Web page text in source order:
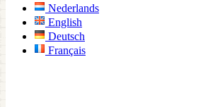
Nederlands
English
Deutsch
Français